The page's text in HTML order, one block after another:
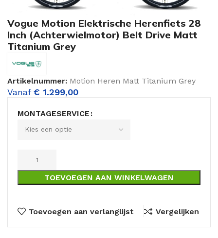
Vogue Motion Elektrische Herenfiets 28
Inch (Achterwielmotor) Belt Drive Matt
Titanium Grey
Artikelnummer: Motion Heren Matt Titanium Grey
Vanaf € 1.299,00
MONTAGESERVICE
TOEVOEGEN AAN WINKELWAGEN
Toevoegen aan verlanglijst Vergelijken